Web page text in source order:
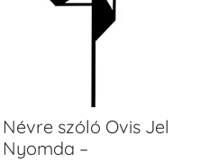
Névre szóló Ovis Jel
Nyomda –